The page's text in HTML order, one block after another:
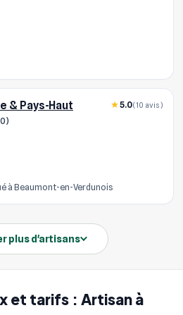
et tarifs : Artisan à
& Pays-Haut 5.0(10 avis)
à Beaumont-en-Verdunois
plus d'artisans